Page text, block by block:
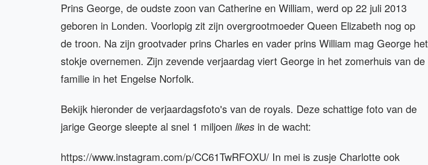
Prins George, de oudste zoon van Catherine en William, werd op 22 juli 2013
geboren in Londen. Voorlopig zit zijn overgrootmoeder Queen Elizabeth nog op
de troon. Na zijn grootvader prins Charles en vader prins William mag George het
stokje overnemen. Zijn zevende verjaardag viert George in het zomerhuis van de
familie in het Engelse Norfolk.
Bekijk hieronder de verjaardagsfoto's van de royals. Deze schattige foto van de
jarige George sleepte al snel 1 miljoen likes in de wacht:
https://www.instagram.com/p/CC61TwRFOXU/ In mei is zusje Charlotte ook